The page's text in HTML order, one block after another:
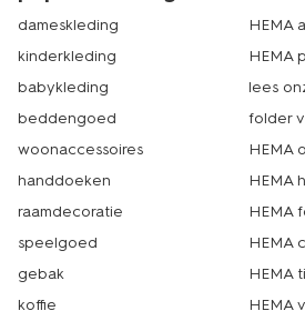
dameskleding
kinderkleding
babykleding
beddengoed
woonaccessoires
handdoeken
raamdecoratie
speelgoed
gebak
koffie
HEMA
HEMA
lees
folder
HEMA
HEMA
HEMA
HEMA
HEMA
HEMA